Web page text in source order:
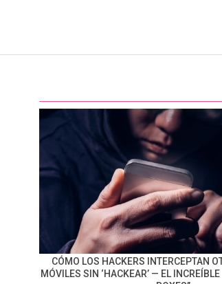
CÓMO LOS HACKERS INTERCEPTAN
MÓVILES SIN ‘HACKEAR’ — EL